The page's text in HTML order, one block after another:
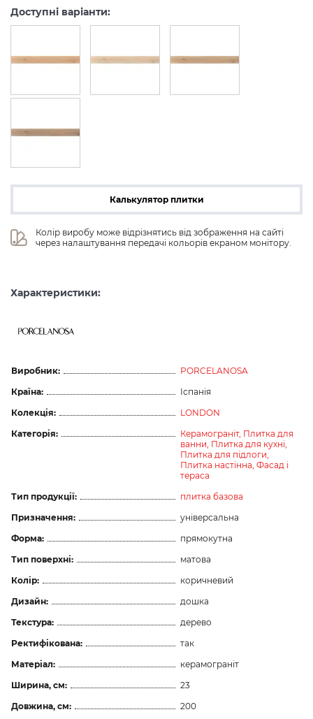
Доступні варіанти:
Калькулятор плитки
Колір виробу може відрізнятись від зображення на сайті
через налаштування передачі кольорів екраном монітору.
Характеристики:
Виробник:
PORCELANOSA
Країна:
Іспанія
Колекція:
LONDON
Категорія:
Керамограніт, Плитка для
ванни, Плитка для кухні,
Плитка для підлоги,
Плитка настінна, Фасад і
тераса
Тип продукції:
плитка базова
Призначення:
універсальна
Форма:
прямокутна
Тип поверхні:
матова
Колір:
коричневий
Дизайн:
дошка
Текстура:
дерево
Ректифікована:
так
Матеріал:
керамограніт
Ширина, см:
23
Довжина, см:
200